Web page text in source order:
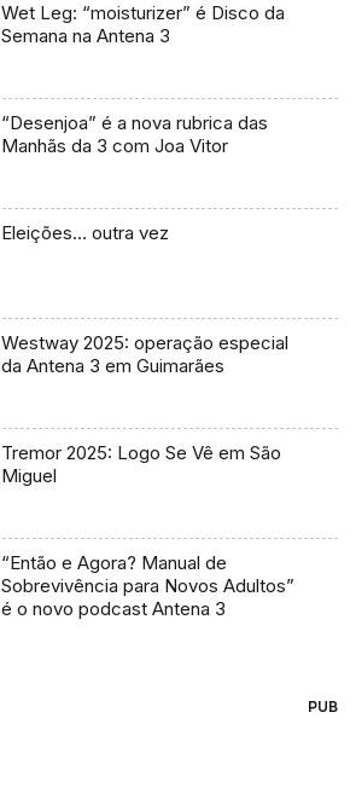
Wet Leg: “moisturizer” é Disco da
Semana na Antena 3
“Desenjoa” é a nova rubrica das
Manhãs da 3 com Joa Vitor
Eleições… outra vez
Westway 2025: operação especial
da Antena 3 em Guimarães
Tremor 2025: Logo Se Vê em São
Miguel
“Então e Agora? Manual de
Sobrevivência para Novos Adultos”
é o novo podcast Antena 3
PUB